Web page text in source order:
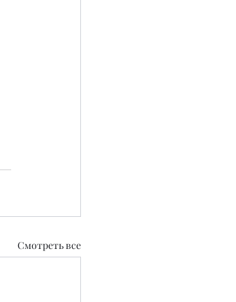
Смотреть все